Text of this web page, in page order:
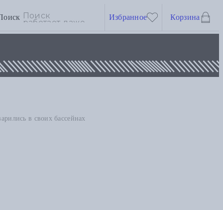
Избранное Корзина
в своих бассейнах